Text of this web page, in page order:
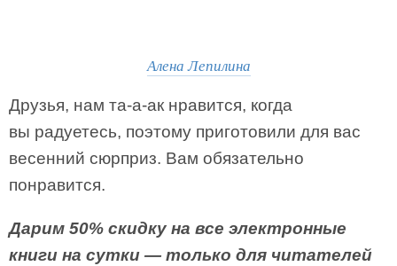
Алена Лепилина
Друзья, нам та-а-ак нравится, когда
вы радуетесь, поэтому приготовили для вас
весенний сюрприз. Вам обязательно
понравится.
Дарим 50% скидку на все электронные
книги на сутки — только для читателей